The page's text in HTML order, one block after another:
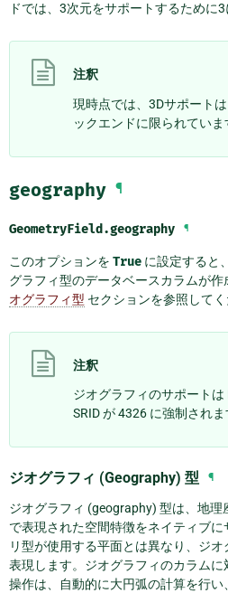
ドでは、3次元をサポートするために3
注釈
現時点では、3Dサポート
ックエンドに限られていま
geography ¶
GeometryField.geography ¶
このオプションを True に設定すると
グラフィ型のデータベースカラムが
オグラフィ型 セクションを参照してく
注釈
ジオグラフィのサポートは
SRID が 4326 に強制されま
ジオグラフィ (Geography) 型 ¶
ジオグラフィ (geography) 型は、地
で表現された空間特徴をネイティブに
リ型が使用する平面とは異なり、ジ
表現します。ジオグラフィのカラム
操作は、自動的に大円弧の計算を行